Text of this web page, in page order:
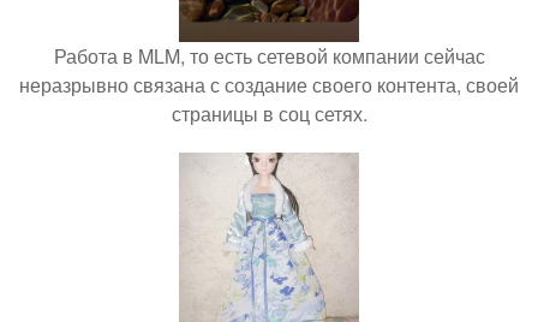
Работа в MLM, то есть сетевой компании сейчас
неразрывно связана с создание своего контента, своей
страницы в соц сетях.